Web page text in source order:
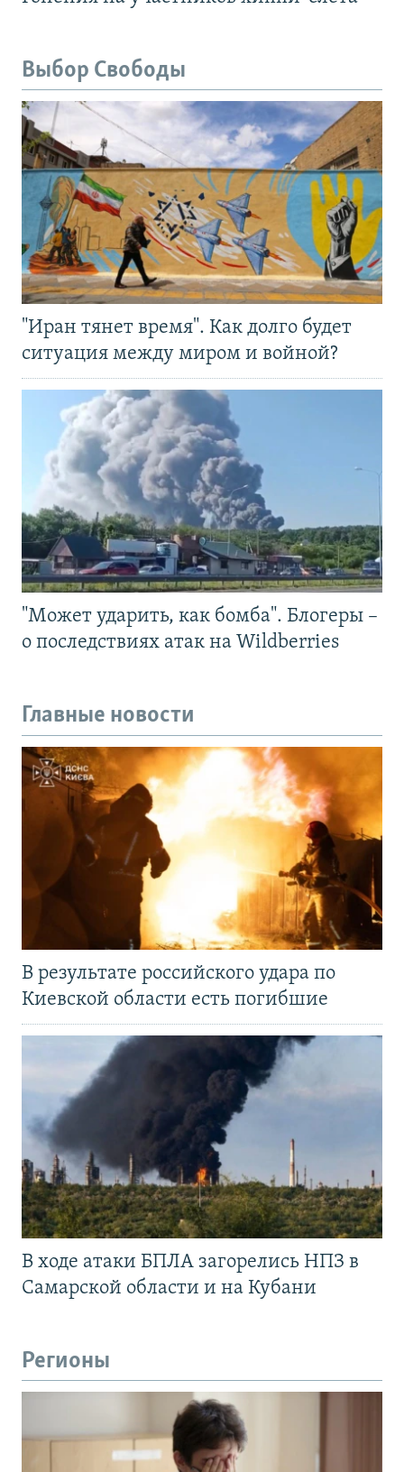
Выбор Свободы
"Иран тянет время". Как долго будет
ситуация между миром и войной?
"Может ударить, как бомба". Блогеры –
о последствиях атак на Wildberries
Главные новости
В результате российского удара по
Киевской области есть погибшие
В ходе атаки БПЛА загорелись НПЗ в
Самарской области и на Кубани
Регионы